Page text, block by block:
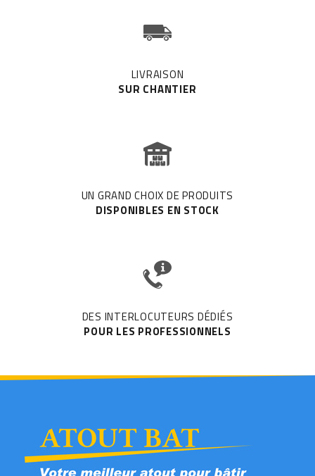
LIVRAISON
SUR CHANTIER
UN GRAND CHOIX DE PRODUITS
DISPONIBLES EN STOCK
DES INTERLOCUTEURS DÉDIÉS
POUR LES PROFESSIONNELS